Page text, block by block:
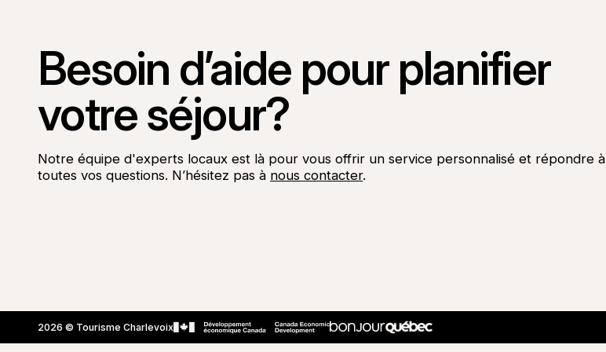
Besoin d’aide pour planifier
votre séjour?
Notre équipe d'experts locaux est là pour vous offrir un service personnalisé et répondre à
toutes vos questions. N’hésitez pas à nous contacter.
2026 © Tourisme Charlevoix